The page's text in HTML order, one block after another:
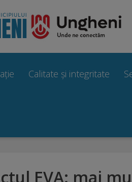
Calitate și integritate
EVA: mai